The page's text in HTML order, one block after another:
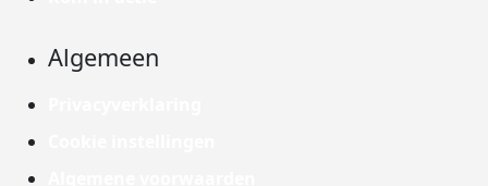
Algemeen